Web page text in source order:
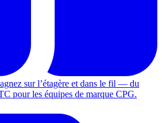
sur l’étagère et dans le fil — du
pour les équipes de marque CPG.